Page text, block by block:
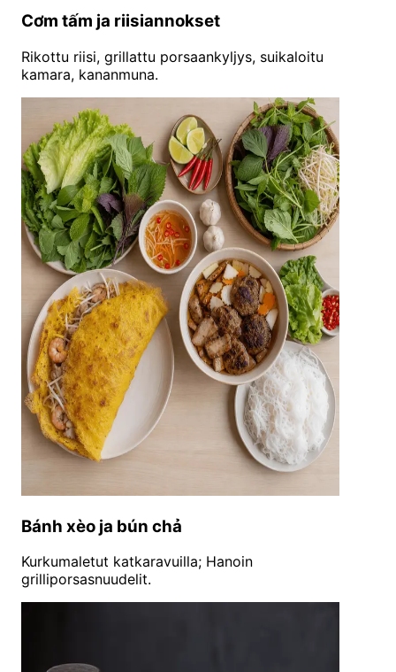
Cơm tấm ja riisiannokset
Rikottu riisi, grillattu porsaankyljys, suikaloitu
kamara, kananmuna.
Bánh xèo ja bún chả
Kurkumaletut katkaravuilla; Hanoin
grilliporsasnuudelit.